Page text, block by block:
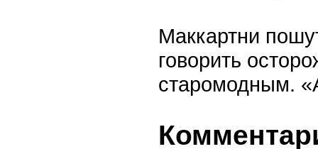
Маккартни
говорить
старомодным.